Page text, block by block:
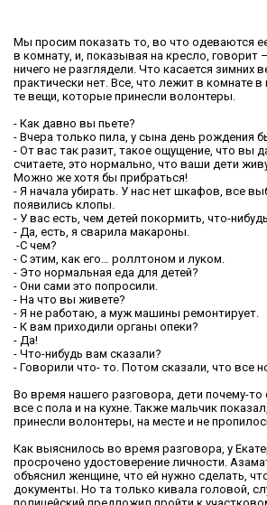
Мы просим показать то, во что одеваются
в комнату, и, показывая на кресло, говорит
ничего не разглядели. Что касается зимних
практически нет. Все, что лежит в комнате в
те вещи, которые принесли волонтеры.
- Как давно вы пьете?
- Вчера только пила, у сына день рождения
- От вас так разит, такое ощущение, что вы
считаете, это нормально, что ваши дети
Можно же хотя бы прибраться!
- Я начала убирать. У нас нет шкафов, все
появились клопы.
- У вас есть, чем детей покормить, что-
- Да, есть, я сварила макароны.
-С чем?
- С этим, как его… роллтоном и луком.
- Это нормальная еда для детей?
- Они сами это попросили.
- На что вы живете?
- Я не работаю, а муж машины ремонтирует.
- К вам приходили органы опеки?
- Да!
- Что-нибудь вам сказали?
- Говорили что- то. Потом сказали, что все
Во время нашего разговора, дети почему-то
все с пола и на кухне. Также мальчик
принесли волонтеры, на месте и не
Как выяснилось во время разговора, у
просрочено удостоверение личности.
объяснил женщине, что ей нужно сделать,
документы. Но та только кивала головой,